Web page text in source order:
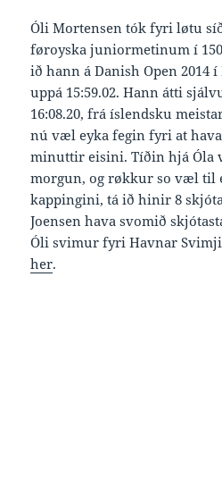
Óli Mortensen tók fyri løtu
føroyska juniormetinum í
ið hann á Danish Open 2014
uppá 15:59.02. Hann átti
16:08.20, frá íslendsku
nú væl eyka fegin fyri at
minuttir eisini. Tíðin hjá Óla
morgun, og røkkur so væl til
kappingini, tá ið hinir 8
Joensen hava svomið
Óli svimur fyri Havnar
her.